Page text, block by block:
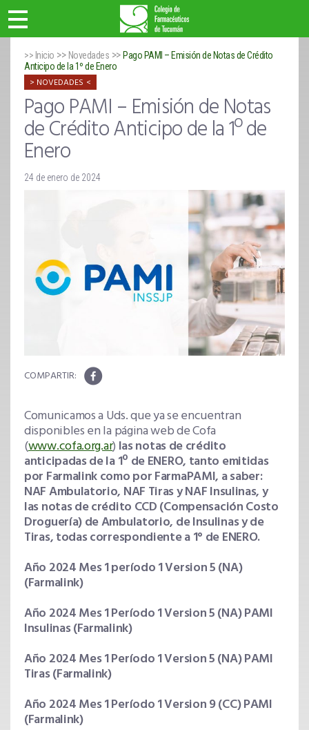
>> Inicio >> Novedades >> Pago PAMI – Emisión de Notas de Crédito
Anticipo de la 1º de Enero
NOVEDADES
Pago PAMI – Emisión de Notas
de Crédito Anticipo de la 1º de
Enero
24 de enero de 2024
Comunicamos a Uds. que ya se encuentran
disponibles en la página web de Cofa
(www.cofa.org.ar) las notas de crédito
anticipadas de la 1º de ENERO, tanto emitidas
por Farmalink como por FarmaPAMI, a saber:
NAF Ambulatorio, NAF Tiras y NAF Insulinas, y
las notas de crédito CCD (Compensación Costo
Droguería) de Ambulatorio, de Insulinas y de
Tiras, todas correspondiente a 1° de ENERO.
Año 2024 Mes 1 período 1 Version 5 (NA)
(Farmalink)
Año 2024 Mes 1 Período 1 Version 5 (NA) PAMI
Insulinas (Farmalink)
Año 2024 Mes 1 Período 1 Version 5 (NA) PAMI
Tiras (Farmalink)
Año 2024 Mes 1 Período 1 Version 9 (CC) PAMI
(Farmalink)